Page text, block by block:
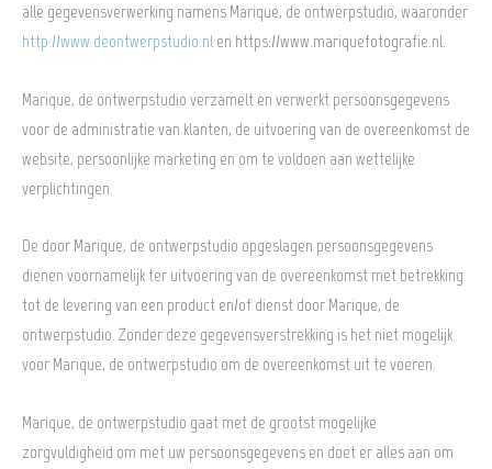
alle gegevensverwerking namens Marique, de ontwerpstudio, waaronder
http://www.deontwerpstudio.nl en https://www.mariquefotografie.nl.
Marique, de ontwerpstudio verzamelt en verwerkt persoonsgegevens
voor de administratie van klanten, de uitvoering van de overeenkomst de
website, persoonlijke marketing en om te voldoen aan wettelijke
verplichtingen.
De door Marique, de ontwerpstudio opgeslagen persoonsgegevens
dienen voornamelijk ter uitvoering van de overeenkomst met betrekking
tot de levering van een product en/of dienst door Marique, de
ontwerpstudio. Zonder deze gegevensverstrekking is het niet mogelijk
voor Marique, de ontwerpstudio om de overeenkomst uit te voeren.
Marique, de ontwerpstudio gaat met de grootst mogelijke
zorgvuldigheid om met uw persoonsgegevens en doet er alles aan om